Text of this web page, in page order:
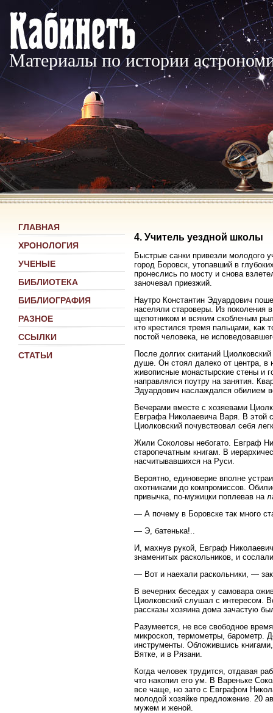
Материалы по истории
ГЛАВНАЯ
ХРОНОЛОГИЯ
УЧЕНЫЕ
БИБЛИОТЕКА
БИБЛИОГРАФИЯ
РАЗНОЕ
ССЫЛКИ
СТАТЬИ
4. Учитель уездной школы
Быстрые санки привезли молодого
город Боровск, утопавший в
пронеслись по мосту и снова
заночевал приезжий.
Наутро Константин Эдуардович
населяли староверы. Из поколения
щепотником и всяким скобленым
кто крестился тремя пальцами, как
постой человека, не
После долгих скитаний
душе. Он стоял далеко от центра, в
живописные монастырские стены и
направлялся поутру на занятия.
Эдуардович наслаждался обилием
Вечерами вместе с хозяевами
Евграфа Николаевича Варя. В этой
Циолковский почувствовал себя
Жили Соколовы небогато. Евграф
старопечатным книгам. В
насчитывавшихся на Руси.
Вероятно, единоверие вполне
охотниками до компромиссов.
привычка, по-мужицки поплевав на
— А почему в Боровске так много
— Э, батенька!..
И, махнув рукой, Евграф
знаменитых раскольников, и
— Вот и наехали раскольники, —
В вечерних беседах у самовара
Циолковский слушал с интересом.
рассказы хозяина дома зачастую
Разумеется, не все свободное
микроскоп, термометры, барометр.
инструменты. Обложившись
Вятке, и в Рязани.
Когда человек трудится, отдавая
что накопил его ум. В Вареньке
все чаще, но зато с Евграфом
молодой хозяйке предложение. 20
мужем и женой.